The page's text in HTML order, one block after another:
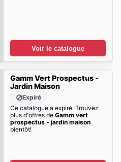
Voir le catalogue
Gamm Vert Prospectus -
Jardin Maison
Expiré
Ce catalogue a expiré. Trouvez
plus d'offres de Gamm vert
prospectus - jardin maison
bientôt!